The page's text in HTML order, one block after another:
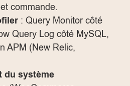
commande.
: Query Monitor côté
Query Log côté MySQL,
APM (New Relic,
du système